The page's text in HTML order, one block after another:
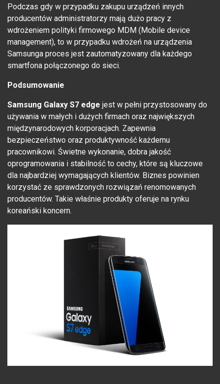
Podczas gdy w przypadku zakupu urządzeń innych
producentów administratorzy mają dużo pracy z
wdrożeniem polityki firmowego MDM (Mobile device
management), to w przypadku wdrożeń na urządzenia
Samsunga proces jest zautomatyzowany dla każdego
smartfona połączonego do sieci.
Podsumowanie
Samsung Galaxy S7 edge jest w pełni przystosowany do
używania w małych i dużych firmach oraz największych
międzynarodowych korporacjach. Zapewnia
bezpieczeństwo oraz produktywność każdemu
pracownikowi. Świetne wykonanie, dobra jakość
oprogramowania i stabilność to cechy, które są kluczowe
dla najbardziej wymagających klientów. Biznes powinien
korzystać ze sprawdzonych rozwiązań renomowanych
producentów. Takie właśnie produkty oferuje na rynku
koreański koncern.